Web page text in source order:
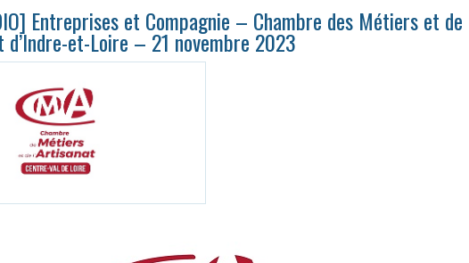
Entreprises et Compagnie – Chambre des Métiers et de
d’Indre-et-Loire – 21 novembre 2023